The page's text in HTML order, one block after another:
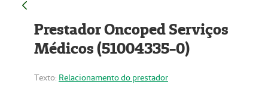
Prestador Oncoped Serviços
Médicos (51004335-0)
Texto: Relacionamento do prestador